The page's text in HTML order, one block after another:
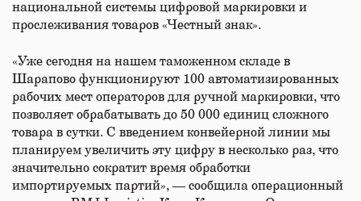
национальной системы цифровой маркировки и
прослеживания товаров «Честный знак».
«Уже сегодня на нашем таможенном складе в
Шарапово функционируют 100 автоматизированных
рабочих мест операторов для ручной маркировки, что
позволяет обрабатывать до 50 000 единиц сложного
товара в сутки. С введением конвейерной линии мы
планируем увеличить эту цифру в несколько раз, что
значительно сократит время обработки
импортируемых партий», — сообщила операционный